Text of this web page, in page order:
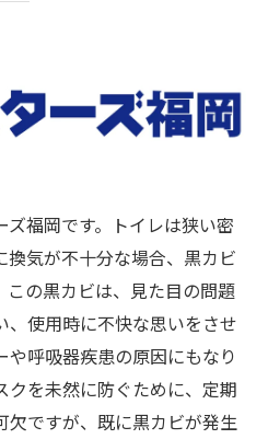
ズ福岡です。トイレは狭い密
気が不十分な場合、黒カビ
の黒カビは、見た目の問題
、使用時に不快な思いをさせ
や呼吸器疾患の原因にもなり
クを未然に防ぐために、定期
欠ですが、既に黒カビが発生